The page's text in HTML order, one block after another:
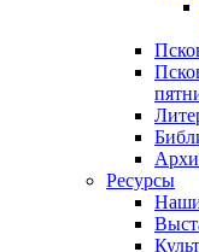
Ресурсы